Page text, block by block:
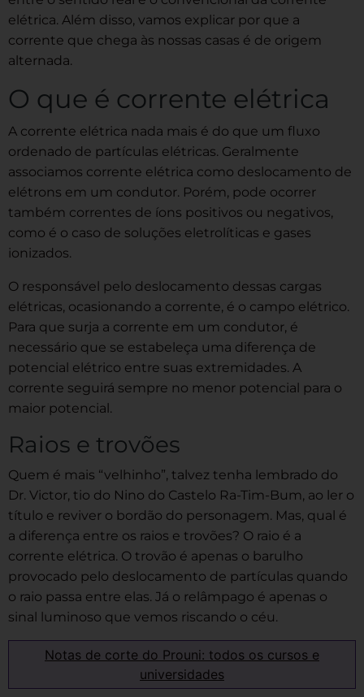
elétrica. Além disso, vamos explicar por que a
corrente que chega às nossas casas é de origem
alternada.
O que é corrente elétrica
A corrente elétrica nada mais é do que um fluxo
ordenado de partículas elétricas. Geralmente
associamos corrente elétrica como deslocamento de
elétrons em um condutor. Porém, pode ocorrer
também correntes de íons positivos ou negativos,
como é o caso de soluções eletrolíticas e gases
ionizados.
O responsável pelo deslocamento dessas cargas
elétricas, ocasionando a corrente, é o campo elétrico.
Para que surja a corrente em um condutor, é
necessário que se estabeleça uma diferença de
potencial elétrico entre suas extremidades. A
corrente seguirá sempre no menor potencial para o
maior potencial.
Raios e trovões
Quem é mais “velhinho”, talvez tenha lembrado do
Dr. Victor, tio do Nino do Castelo Ra-Tim-Bum, ao ler o
título e reviver o bordão do personagem. Mas, qual é
a diferença entre os raios e trovões? O raio é a
corrente elétrica. O trovão é apenas o barulho
provocado pelo deslocamento de partículas quando
o raio passa entre elas. Já o relâmpago é apenas o
sinal luminoso que vemos riscando o céu.
Notas de corte do Prouni: todos os cursos e
universidades